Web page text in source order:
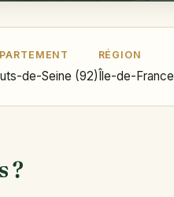
de-Seine (92)
RÉGION
Île-de-France
?